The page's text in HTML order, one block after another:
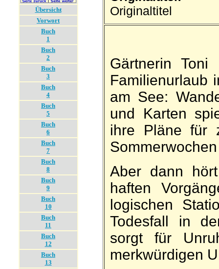
Übersicht
Vorwort
Buch
1
Buch
2
Buch
3
Buch
4
Buch
5
Buch
6
Buch
7
Buch
8
Buch
9
Buch
10
Buch
11
Buch
12
Buch
13
Originaltitel
Gärtnerin Toni
Familien­urlaub
am See:
und Karten
ihre Pläne für
Aber dann
haften
logischen
Todes­fall in
sorgt für
merk­würdigen